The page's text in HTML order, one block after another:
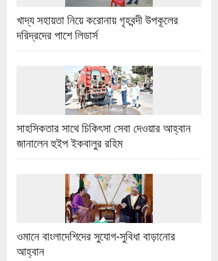
খাদ্য সহায়তা নিয়ে করোনায় গৃহবন্দী উপকূলের
দরিদ্রদের পাশে লিডার্স
সাহসিকতার সাথে চিকিৎসা সেবা দেওয়ার আহ্বান
জানালেন হুইপ ইকবালুর রহিম
ওমানে বাংলাদেশিদের সুযোগ-সুবিধা বাড়ানোর
আহ্বান